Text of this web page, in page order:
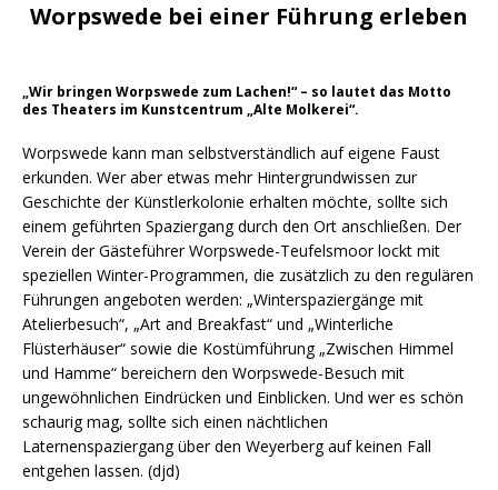
Worpswede bei einer Führung erleben
„Wir bringen Worpswede zum Lachen!“ – so lautet das Motto
des Theaters im Kunstcentrum „Alte Molkerei“.
Worpswede kann man selbstverständlich auf eigene Faust
erkunden. Wer aber etwas mehr Hintergrundwissen zur
Geschichte der Künstlerkolonie erhalten möchte, sollte sich
einem geführten Spaziergang durch den Ort anschließen. Der
Verein der Gästeführer Worpswede-Teufelsmoor lockt mit
speziellen Winter-Programmen, die zusätzlich zu den regulären
Führungen angeboten werden: „Winterspaziergänge mit
Atelierbesuch“, „Art and Breakfast“ und „Winterliche
Flüsterhäuser“ sowie die Kostümführung „Zwischen Himmel
und Hamme“ bereichern den Worpswede-Besuch mit
ungewöhnlichen Eindrücken und Einblicken. Und wer es schön
schaurig mag, sollte sich einen nächtlichen
Laternenspaziergang über den Weyerberg auf keinen Fall
entgehen lassen. (djd)